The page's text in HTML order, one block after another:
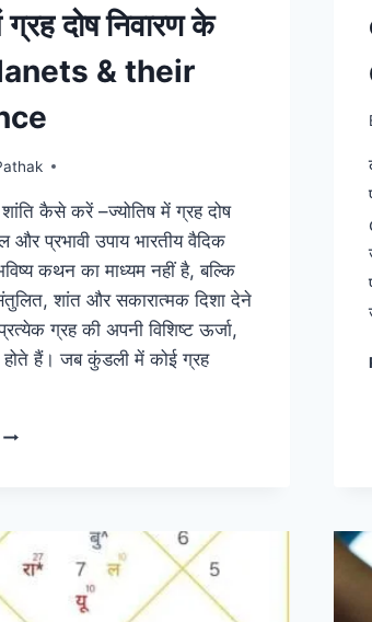
ग्रह दोष निवारण के
& their
शांति कैसे करें –ज्योतिष में ग्रह दोष
और प्रभावी उपाय भारतीय वैदिक
कथन का माध्यम नहीं है, बल्कि
शांत और सकारात्मक दिशा देने
ग्रह की अपनी विशिष्ट ऊर्जा,
हैं। जब कुंडली में कोई ग्रह
सुगंध